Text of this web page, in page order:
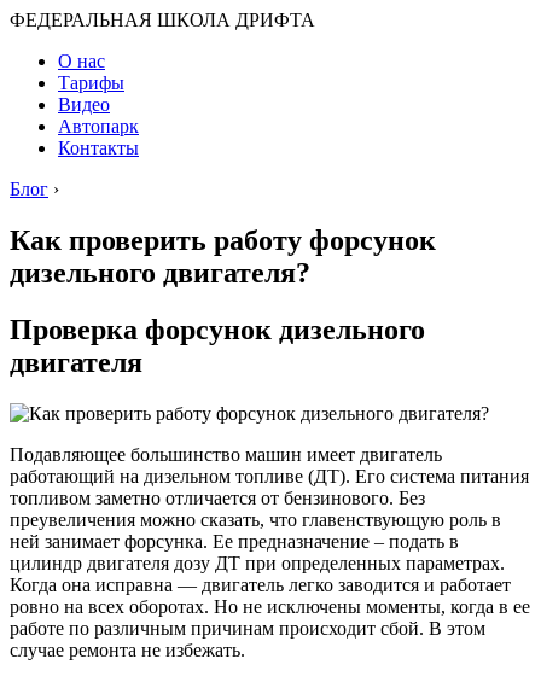
ФЕДЕРАЛЬНАЯ ШКОЛА ДРИФТА
О нас
Тарифы
Видео
Автопарк
Контакты
Блог ›
Как проверить работу форсунок
дизельного двигателя?
Проверка форсунок дизельного
двигателя
Подавляющее большинство машин имеет двигатель
работающий на дизельном топливе (ДТ). Его система питания
топливом заметно отличается от бензинового. Без
преувеличения можно сказать, что главенствующую роль в
ней занимает форсунка. Ее предназначение – подать в
цилиндр двигателя дозу ДТ при определенных параметрах.
Когда она исправна — двигатель легко заводится и работает
ровно на всех оборотах. Но не исключены моменты, когда в ее
работе по различным причинам происходит сбой. В этом
случае ремонта не избежать.